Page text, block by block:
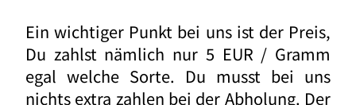
Ein wichtiger Punkt bei uns ist der Preis,
Du zahlst nämlich nur 5 EUR / Gramm
egal welche Sorte. Du musst bei uns
nichts extra zahlen bei der Abholung. Der